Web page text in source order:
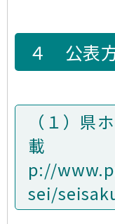
４ 公表
（１）県
載
p://
sei/